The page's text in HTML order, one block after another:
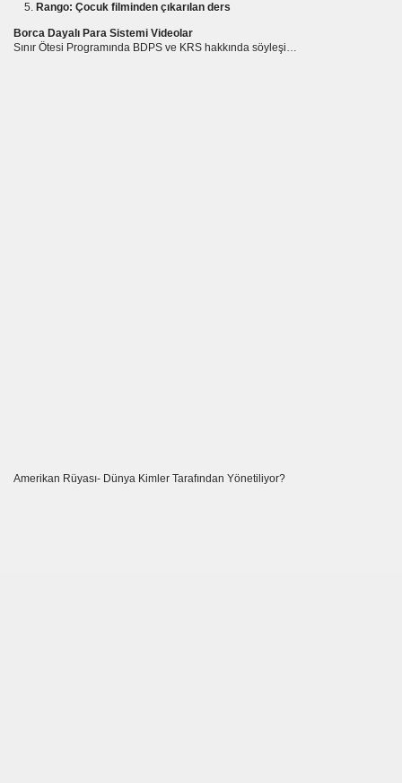
Rango: Çocuk filminden çıkarılan ders
Borca Dayalı Para Sistemi Videolar
Sınır Ötesi Programında BDPS ve KRS hakkında söyleşi…
Amerikan Rüyası- Dünya Kimler Tarafından Yönetiliyor?